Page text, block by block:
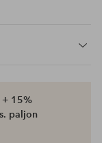
+ 15%
paljon